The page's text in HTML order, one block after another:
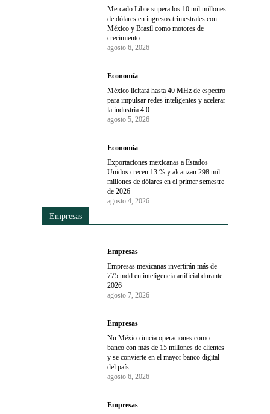
Mercado Libre supera los 10 mil millones
de dólares en ingresos trimestrales con
México y Brasil como motores de
crecimiento
agosto 6, 2026
Economía
México licitará hasta 40 MHz de espectro
para impulsar redes inteligentes y acelerar
la industria 4.0
agosto 5, 2026
Economía
Exportaciones mexicanas a Estados
Unidos crecen 13 % y alcanzan 298 mil
millones de dólares en el primer semestre
de 2026
agosto 4, 2026
Empresas
Empresas
Empresas mexicanas invertirán más de
775 mdd en inteligencia artificial durante
2026
agosto 7, 2026
Empresas
Nu México inicia operaciones como
banco con más de 15 millones de clientes
y se convierte en el mayor banco digital
del país
agosto 6, 2026
Empresas